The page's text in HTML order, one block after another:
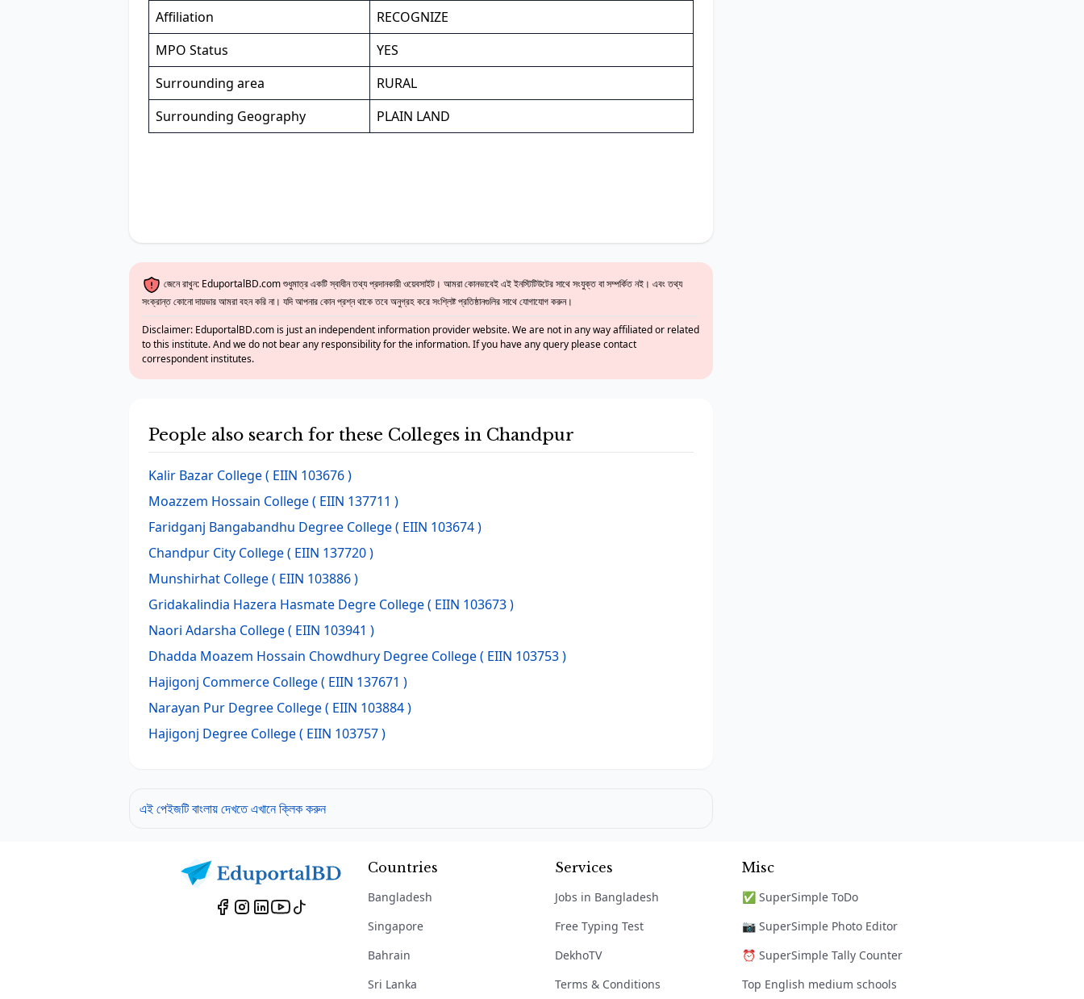
Affiliation
RECOGNIZE
MPO Status
YES
Surrounding area
RURAL
Surrounding Geography
PLAIN LAND
জেনে রাখুন: EduportalBD.com শুধুমাত্র একটি স্বাধীন তথ্য প্রদানকারী ওয়েবসাইট। আমরা কোনভাবেই এই ইনস্টিটিউটের সাথে সংযুক্ত বা সম্পর্কিত নই। এবং তথ্য
সংক্রান্ত কোনো দায়ভার আমরা বহন করি না। যদি আপনার কোন প্রশ্ন থাকে তবে অনুগ্রহ করে সংশ্লিষ্ট প্রতিষ্ঠানগুলির সাথে যোগাযোগ করুন।
Disclaimer: EduportalBD.com is just an independent information provider website. We are not in any way affiliated or related
to this institute. And we do not bear any responsibility for the information. If you have any query please contact
correspondent institutes.
People also search for these Colleges in Chandpur
Kalir Bazar College( EIIN 103676 )
Moazzem Hossain College( EIIN 137711 )
Faridganj Bangabandhu Degree College( EIIN 103674 )
Chandpur City College( EIIN 137720 )
Munshirhat College( EIIN 103886 )
Gridakalindia Hazera Hasmate Degre College( EIIN 103673 )
Naori Adarsha College( EIIN 103941 )
Dhadda Moazem Hossain Chowdhury Degree College( EIIN 103753 )
Hajigonj Commerce College( EIIN 137671 )
Narayan Pur Degree College( EIIN 103884 )
Hajigonj Degree College( EIIN 103757 )
এই পেইজটি বাংলায় দেখতে এখানে ক্লিক করুন
Countries
Bangladesh
Singapore
Bahrain
Sri Lanka
Services
Jobs in Bangladesh
Free Typing Test
DekhoTV
Terms & Conditions
Misc
✅ SuperSimple ToDo
📷 SuperSimple Photo Editor
⏰ SuperSimple Tally Counter
Top English medium schools